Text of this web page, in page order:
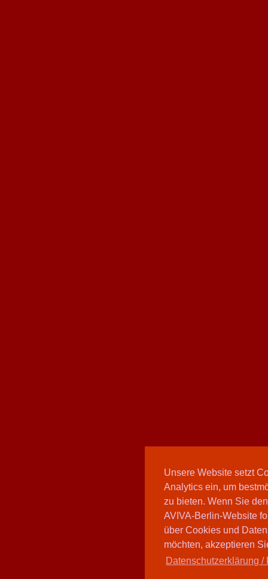
Unsere Website setzt
Analytics ein, um
zu bieten. Wenn Sie
AVIVA-Berlin-Website
über Cookies und
möchten, akzeptieren
Datenschutzerklärung /